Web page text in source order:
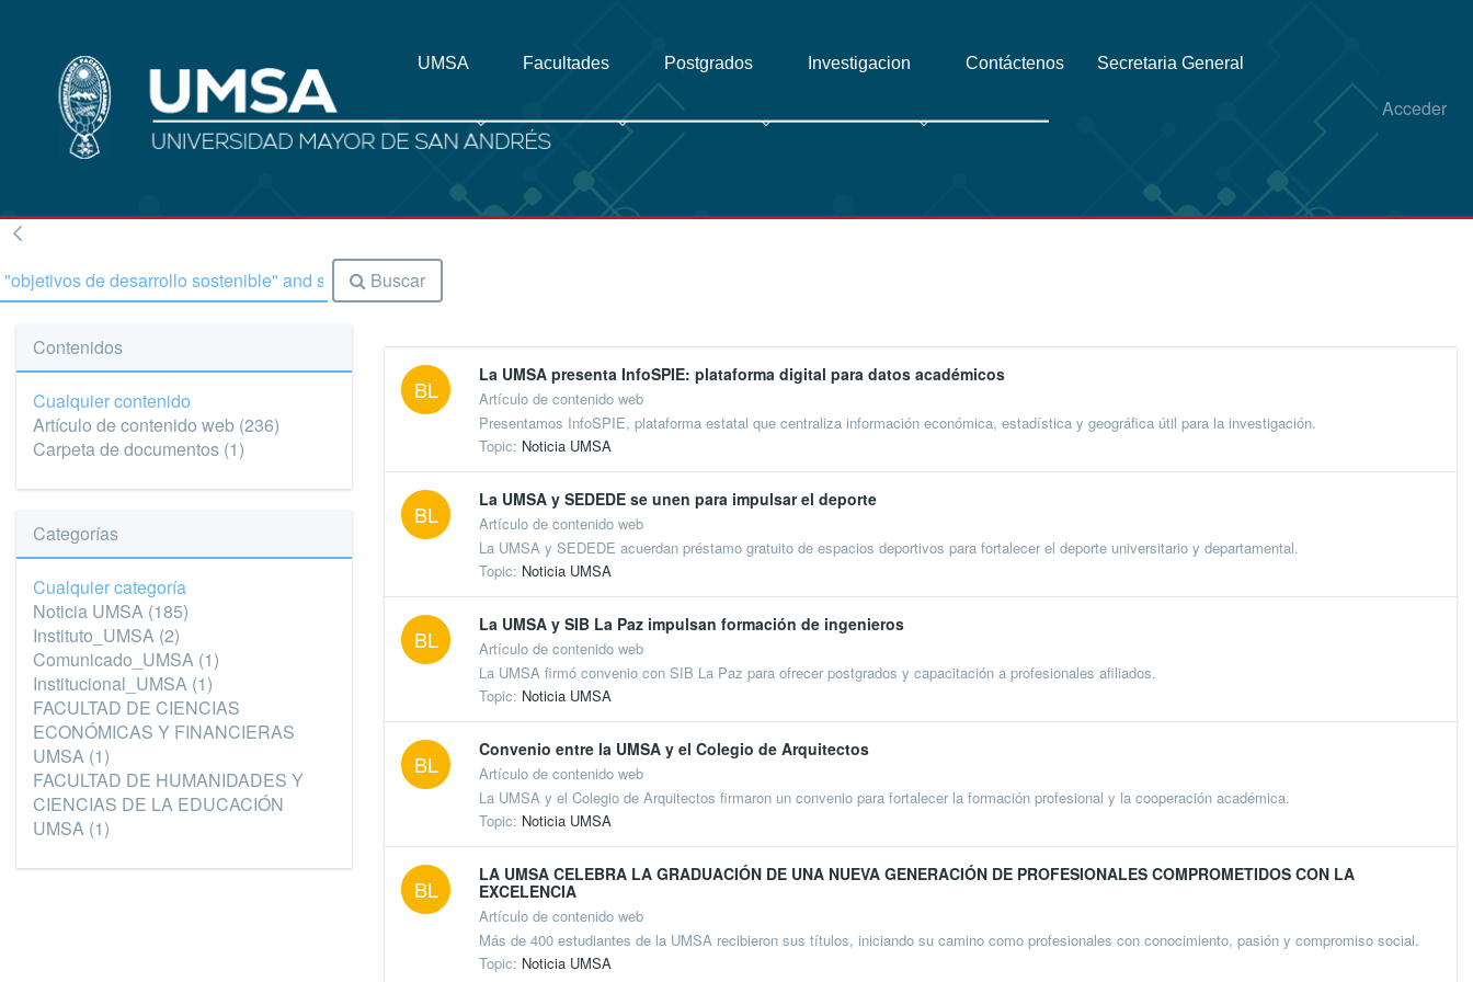
Acceder
UMSA Facultades Postgrados Investigacion Contáctenos Secretaria General
Buscar
Contenidos
Cualquier contenido
Artículo de contenido web (236)
Carpeta de documentos (1)
Categorías
Cualquier categoría
Noticia UMSA (185)
Instituto_UMSA (2)
Comunicado_UMSA (1)
Institucional_UMSA (1)
FACULTAD DE CIENCIAS
ECONÓMICAS Y FINANCIERAS
UMSA (1)
FACULTAD DE HUMANIDADES Y
CIENCIAS DE LA EDUCACIÓN
UMSA (1)
BL
La UMSA presenta InfoSPIE: plataforma digital para datos académicos
Artículo de contenido web
Presentamos InfoSPIE, plataforma estatal que centraliza información económica, estadística y geográfica útil para la investigación.
Topic: Noticia UMSA
BL
La UMSA y SEDEDE se unen para impulsar el deporte
Artículo de contenido web
La UMSA y SEDEDE acuerdan préstamo gratuito de espacios deportivos para fortalecer el deporte universitario y departamental.
Topic: Noticia UMSA
BL
La UMSA y SIB La Paz impulsan formación de ingenieros
Artículo de contenido web
La UMSA firmó convenio con SIB La Paz para ofrecer postgrados y capacitación a profesionales afiliados.
Topic: Noticia UMSA
BL
Convenio entre la UMSA y el Colegio de Arquitectos
Artículo de contenido web
La UMSA y el Colegio de Arquitectos firmaron un convenio para fortalecer la formación profesional y la cooperación académica.
Topic: Noticia UMSA
BL
LA UMSA CELEBRA LA GRADUACIÓN DE UNA NUEVA GENERACIÓN DE PROFESIONALES COMPROMETIDOS CON LA
EXCELENCIA
Artículo de contenido web
Más de 400 estudiantes de la UMSA recibieron sus títulos, iniciando su camino como profesionales con conocimiento, pasión y compromiso social.
Topic: Noticia UMSA